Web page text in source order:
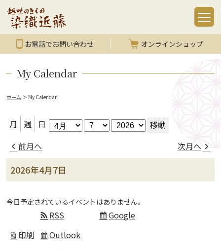
お電話でお問い合わせ オンラインショップ
My Calendar
ホーム ＞ My Calendar
月 週 日 月 日 年
前月へ 次月へ
2026年4月7日
今日予定されているイベントはありません。
印刷
表
RSS
Subscribe
Google
Subscribe
Outlook